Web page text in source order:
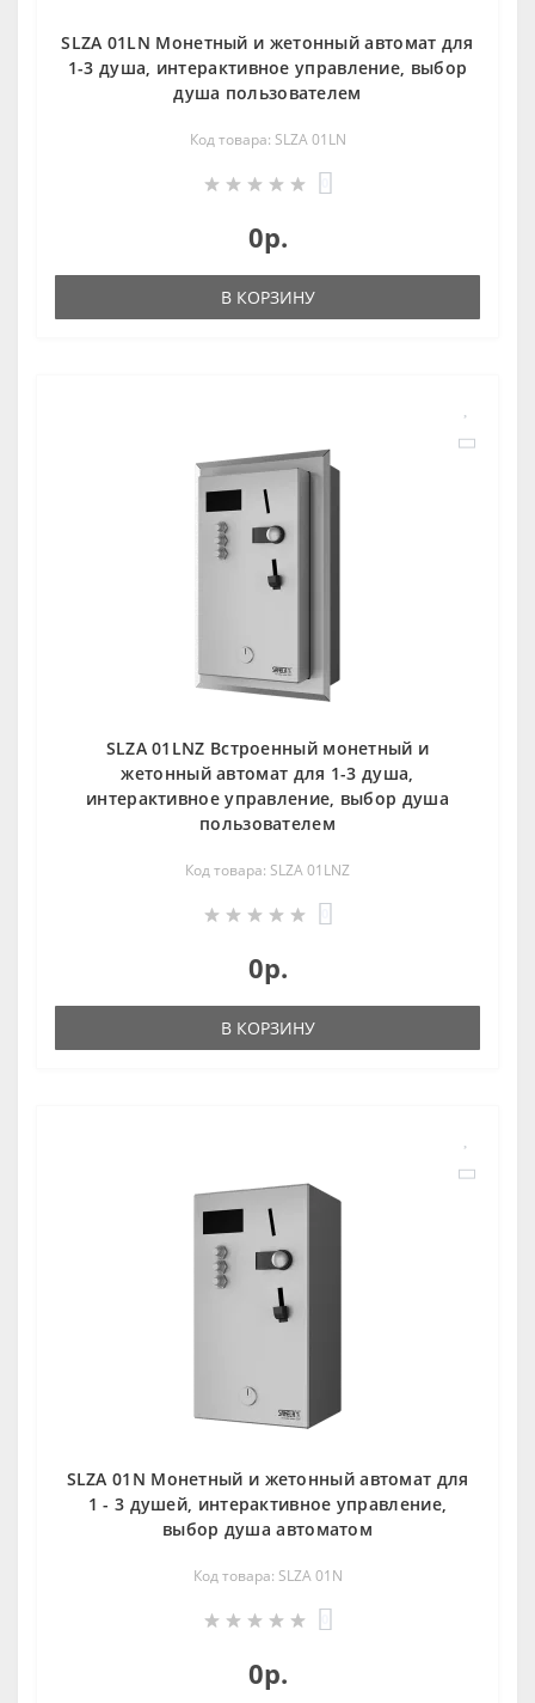
SLZA 01LN Монетный и жетонный автомат для
1-3 душа, интерактивное управление, выбор
душа пользователем
Код товара: SLZA 01LN
0р.
В КОРЗИНУ
SLZA 01LNZ Встроенный монетный и
жетонный автомат для 1-3 душа,
интерактивное управление, выбор душа
пользователем
Код товара: SLZA 01LNZ
0р.
В КОРЗИНУ
SLZA 01N Монетный и жетoнный автомат для
1 - 3 душей, интерактивное управление,
выбoр душа автoматoм
Код товара: SLZA 01N
0р.